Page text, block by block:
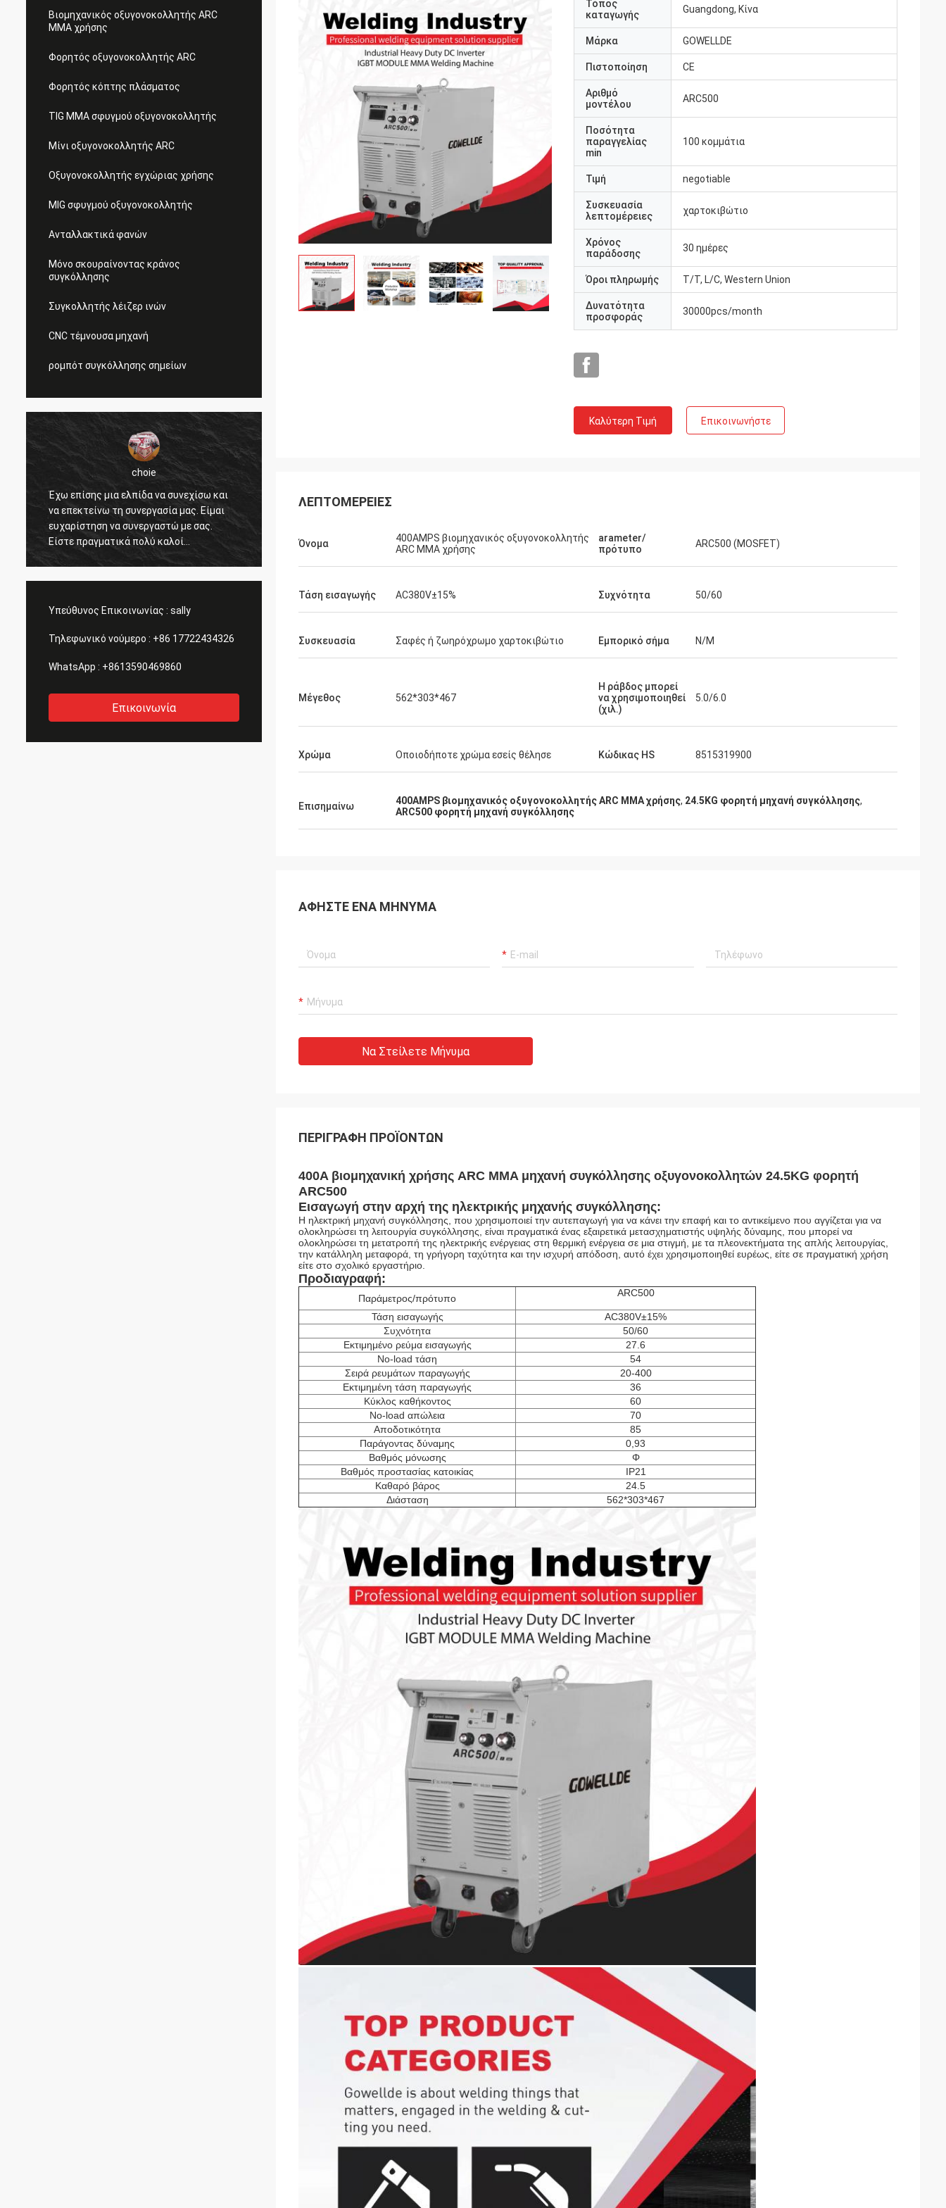
Βιομηχανικός οξυγονοκολλητής ARC
MMA χρήσης
Φορητός οξυγονοκολλητής ARC
Φορητός κόπτης πλάσματος
TIG MMA σφυγμού οξυγονοκολλητής
Μίνι οξυγονοκολλητής ARC
Οξυγονοκολλητής εγχώριας χρήσης
MIG σφυγμού οξυγονοκολλητής
Ανταλλακτικά φανών
Μόνο σκουραίνοντας κράνος
συγκόλλησης
Συγκολλητής λέιζερ ινών
CNC τέμνουσα μηχανή
ρομπότ συγκόλλησης σημείων
choie
Έχω επίσης μια ελπίδα να συνεχίσω και
να επεκτείνω τη συνεργασία μας. Είμαι
ευχαρίστηση να συνεργαστώ με σας.
Είστε πραγματικά πολύ καλοί
επαγγελματικοί και μας υποστηρίζετε
πράγμα.
Είμαι ευτυχής στη συνεργασία με σας, μας
βοηθάτε να βελτιώσουμε το μας
πελάτες, έτσι σας εκτιμώ πραγματικά,
και η τιμή είναι λογική και
προσυπογράφουμε το προϊόν σας.
Υπεύθυνος Επικοινωνίας : sally
Τηλεφωνικό νούμερο : +86 17722434326
WhatsApp : +8613590469860
Επικοινωνία
Τόπος
καταγωγής
Guangdong, Κίνα
Μάρκα GOWELLDE
Πιστοποίηση CE
Αριθμό
μοντέλου
ARC500
Ποσότητα
παραγγελίας
min
100 κομμάτια
Τιμή negotiable
Συσκευασία
λεπτομέρειες
χαρτοκιβώτιο
Χρόνος
παράδοσης
30 ημέρες
Όροι πληρωμής T/T, L/C, Western Union
Δυνατότητα
προσφοράς
30000pcs/month
Καλύτερη Τιμή Επικοινωνήστε
ΛΕΠΤΟΜΈΡΕΙΕΣ
Όνομα
400AMPS βιομηχανικός οξυγονοκολλητής
ARC MMA χρήσης
arameter/
πρότυπο
ARC500 (MOSFET)
Τάση εισαγωγής AC380V±15% Συχνότητα 50/60
Συσκευασία Σαφές ή ζωηρόχρωμο χαρτοκιβώτιο Εμπορικό σήμα N/M
Μέγεθος 562*303*467
Η ράβδος μπορεί
να χρησιμοποιηθεί
(χιλ.)
5.0/6.0
Χρώμα Οποιοδήποτε χρώμα εσείς θέλησε Κώδικας HS 8515319900
Επισημαίνω 400AMPS βιομηχανικός οξυγονοκολλητής ARC MMA χρήσης, 24.5KG φορητή μηχανή συγκόλλησης,
ARC500 φορητή μηχανή συγκόλλησης
ΑΦΉΣΤΕ ΈΝΑ ΜΉΝΥΜΑ
Να Στείλετε Μήνυμα
ΠΕΡΙΓΡΑΦΉ ΠΡΟΪΌΝΤΩΝ
400A βιομηχανική χρήσης ARC MMA μηχανή συγκόλλησης οξυγονοκολλητών 24.5KG φορητή
ARC500
Εισαγωγή στην αρχή της ηλεκτρικής μηχανής συγκόλλησης:
Η ηλεκτρική μηχανή συγκόλλησης, που χρησιμοποιεί την αυτεπαγωγή για να κάνει την επαφή και το αντικείμενο που αγγίζεται για να
ολοκληρώσει τη λειτουργία συγκόλλησης, είναι πραγματικά ένας εξαιρετικά μετασχηματιστής υψηλής δύναμης, που μπορεί να
ολοκληρώσει τη μετατροπή της ηλεκτρικής ενέργειας στη θερμική ενέργεια σε μια στιγμή, με τα πλεονεκτήματα της απλής λειτουργίας,
την κατάλληλη μεταφορά, τη γρήγορη ταχύτητα και την ισχυρή απόδοση, αυτό έχει χρησιμοποιηθεί ευρέως, είτε σε πραγματική χρήση
είτε στο σχολικό εργαστήριο.
Προδιαγραφή:
Παράμετρος/πρότυπο ARC500
Τάση εισαγωγής
AC380V±15%
Συχνότητα
50/60
Εκτιμημένο ρεύμα εισαγωγής
27.6
No-load τάση
54
Σειρά ρευμάτων παραγωγής
20-400
Εκτιμημένη τάση παραγωγής
36
Κύκλος καθήκοντος
60
No-load απώλεια
70
Αποδοτικότητα
85
Παράγοντας δύναμης
0,93
Βαθμός μόνωσης
Φ
Βαθμός προστασίας κατοικίας
IP21
Καθαρό βάρος
24.5
Διάσταση
562*303*467